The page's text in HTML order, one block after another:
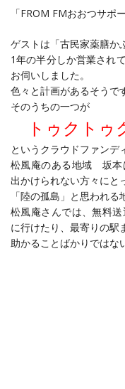
「FROM FMおおつサポ
ゲストは「古民家薬膳か
1年の半分しか営業され
お伺いしました。
色々と計画があるそうで
そのうちの一つが
トゥクトゥ
というクラウドファンデ
松風庵のある地域 坂本
出かけられない方々にと
「陸の孤島」と思われる
松風庵さんでは、無料
に行けたり、最寄りの駅
助かることばかりではな